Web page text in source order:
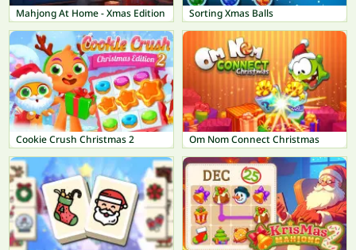
Mahjong At Home - Xmas Edition Sorting Xmas Balls
Cookie Crush Christmas 2 Om Nom Connect Christmas